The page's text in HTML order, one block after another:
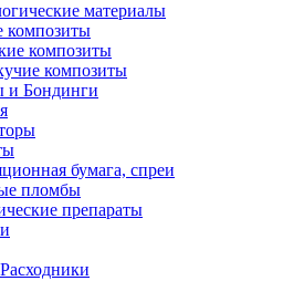
материалы
композиты
композиты
композиты
и Бондинги
бумага, спреи
пломбы
препараты